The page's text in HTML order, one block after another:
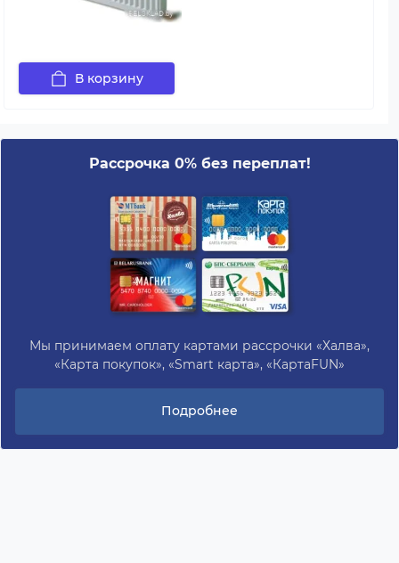
В корзину
Рассрочка 0% без переплат!
Мы принимаем оплату картами рассрочки «Халва»,
«Карта покупок», «Smart карта», «КартаFUN»
Подробнее